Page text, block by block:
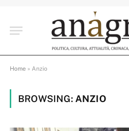
Home » Anzio
BROWSING: ANZIO